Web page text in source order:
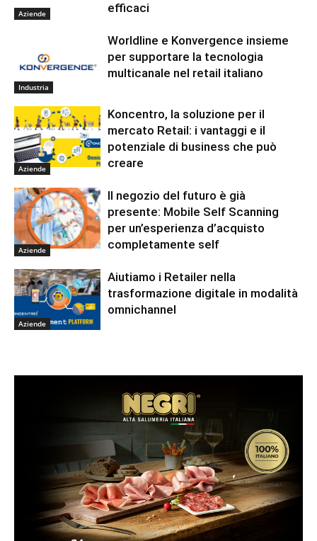
Aziende
efficaci
Industria
Worldline e Konvergence insieme
per supportare la tecnologia
multicanale nel retail italiano
Aziende
Koncentro, la soluzione per il
mercato Retail: i vantaggi e il
potenziale di business che può
creare
Aziende
Il negozio del futuro è già
presente: Mobile Self Scanning
per un’esperienza d’acquisto
completamente self
Aziende
Aiutiamo i Retailer nella
trasformazione digitale in modalità
omnichannel